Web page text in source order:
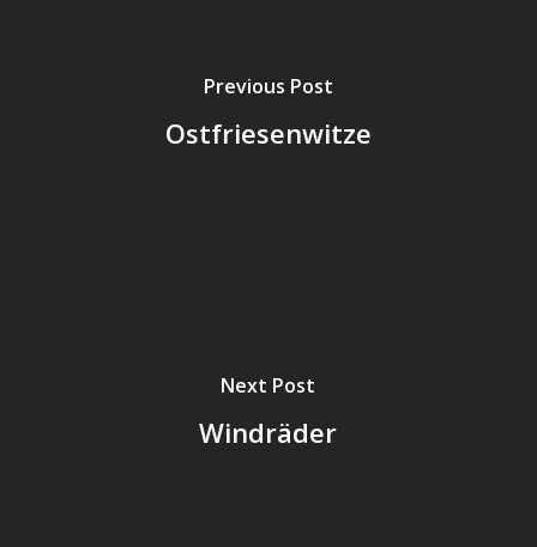
Previous Post
Ostfriesenwitze
Next Post
Windräder